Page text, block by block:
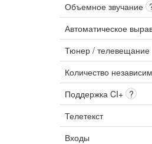
Объемное звучание
Автоматическое
Тюнер / телевещание
Количество
Поддержка CI+ ?
Телетекст
Входы